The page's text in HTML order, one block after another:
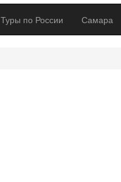
Туры по России Самара